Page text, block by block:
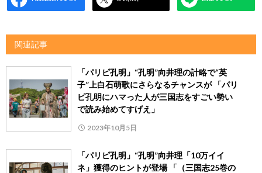
関連記事
「パリピ孔明」“孔明”向井理の計略で“英
子”上白石萌歌にさらなるチャンスが 「パリ
ピ孔明にハマった人が三国志をすごい勢い
で読み始めてすげえ」
2023年10月5日
「パリピ孔明」“孔明”向井理「10万イイ
ネ」獲得のヒントが登場 「（三国志25巻の